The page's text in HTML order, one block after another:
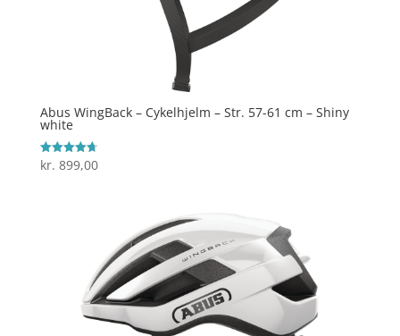
Abus WingBack – Cykelhjelm – Str. 57-61 cm – Shiny
white
Vurderet
4.7
kr. 899,00